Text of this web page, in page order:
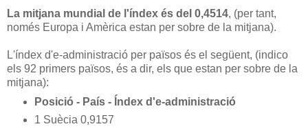
La mitjana mundial de l'índex és del 0,4514, (per tant,
només Europa i Amèrica estan per sobre de la mitjana).
L'índex d'e-administració per països és el següent, (indico
els 92 primers països, és a dir, els que estan per sobre de la
mitjana):
Posició - País - Índex d'e-administració
1 Suècia 0,9157